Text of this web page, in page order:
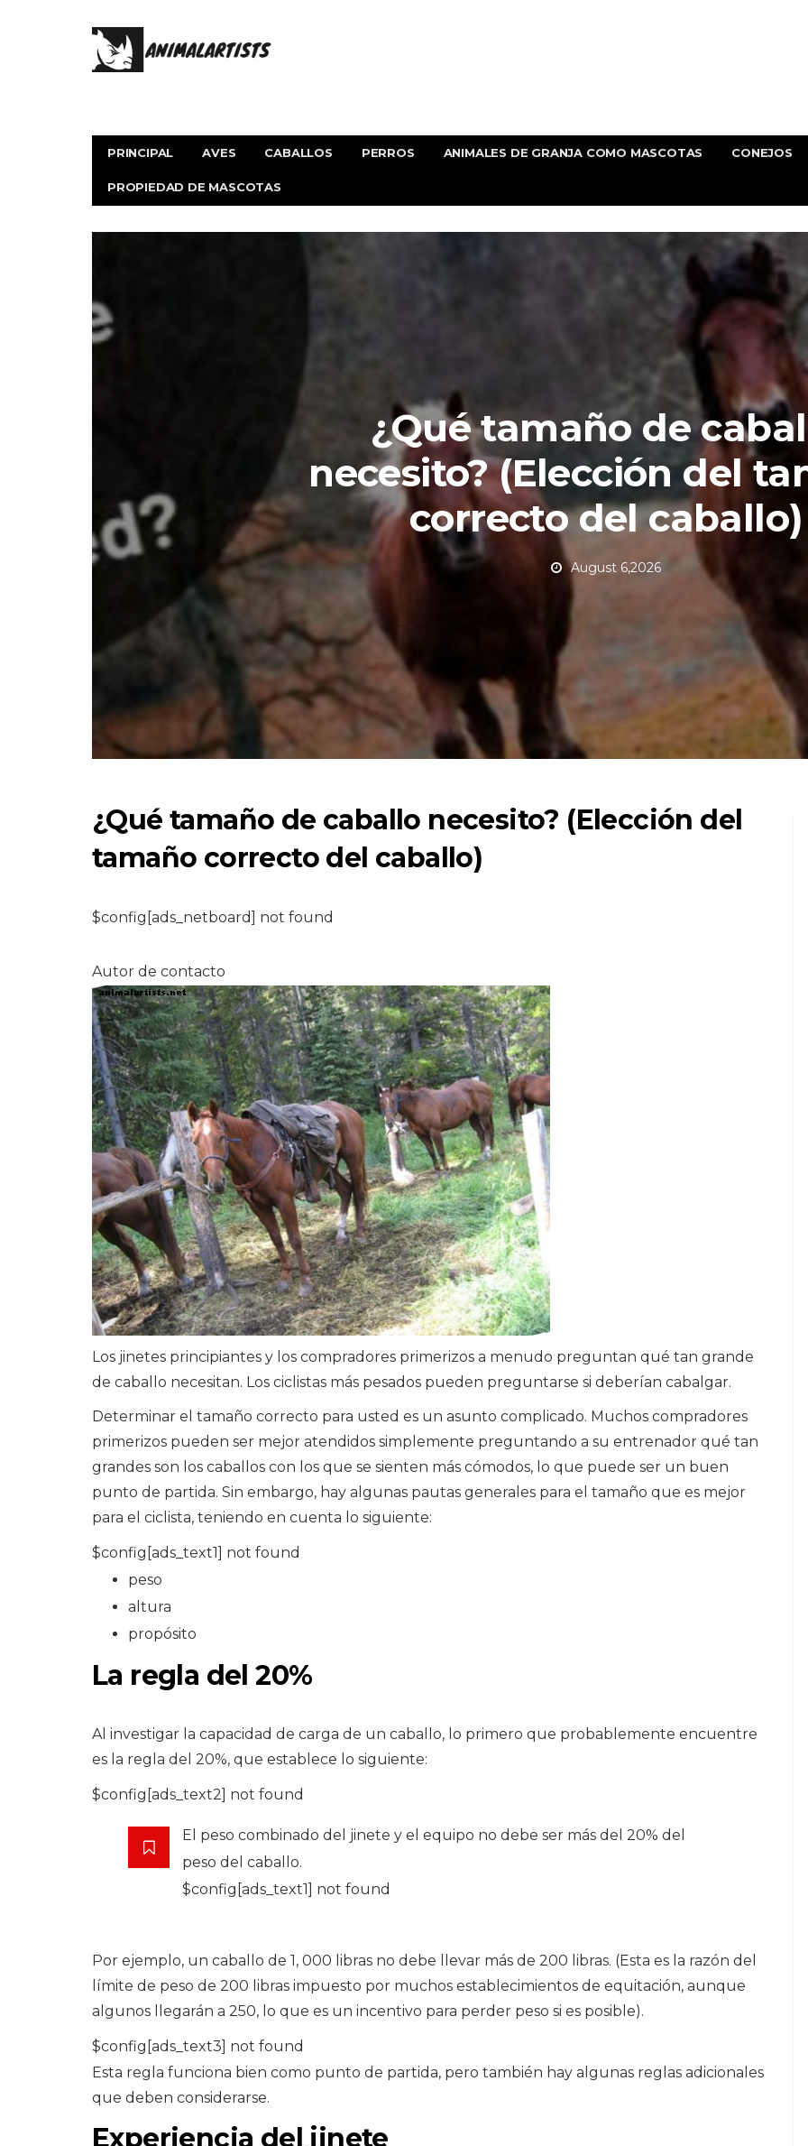
PRINCIPAL AVES CABALLOS PERROS ANIMALES DE GRANJA COMO MASCOTAS CONEJOS
PROPIEDAD DE MASCOTAS
¿Qué tamaño de
necesito? (Elección del
correcto del caballo)
August 6,2026
¿Qué tamaño de caballo necesito? (Elección del
tamaño correcto del caballo)
$config[ads_netboard] not found
Autor de contacto
Los jinetes principiantes y los compradores primerizos a menudo preguntan qué tan grande
de caballo necesitan. Los ciclistas más pesados ​​pueden preguntarse si deberían cabalgar.
Determinar el tamaño correcto para usted es un asunto complicado. Muchos compradores
primerizos pueden ser mejor atendidos simplemente preguntando a su entrenador qué tan
grandes son los caballos con los que se sienten más cómodos, lo que puede ser un buen
punto de partida. Sin embargo, hay algunas pautas generales para el tamaño que es mejor
para el ciclista, teniendo en cuenta lo siguiente:
$config[ads_text1] not found
peso
altura
propósito
La regla del 20%
Al investigar la capacidad de carga de un caballo, lo primero que probablemente encuentre
es la regla del 20%, que establece lo siguiente:
$config[ads_text2] not found
El peso combinado del jinete y el equipo no debe ser más del 20% del
peso del caballo.
$config[ads_text1] not found
Por ejemplo, un caballo de 1, 000 libras no debe llevar más de 200 libras. (Esta es la razón del
límite de peso de 200 libras impuesto por muchos establecimientos de equitación, aunque
algunos llegarán a 250, lo que es un incentivo para perder peso si es posible).
$config[ads_text3] not found
Esta regla funciona bien como punto de partida, pero también hay algunas reglas adicionales
que deben considerarse.
Experiencia del jinete
ser dueño de un
perro y un maestro
de perros
6,2026
¿Por qué las mejillas
de mi perro están
hundidas?